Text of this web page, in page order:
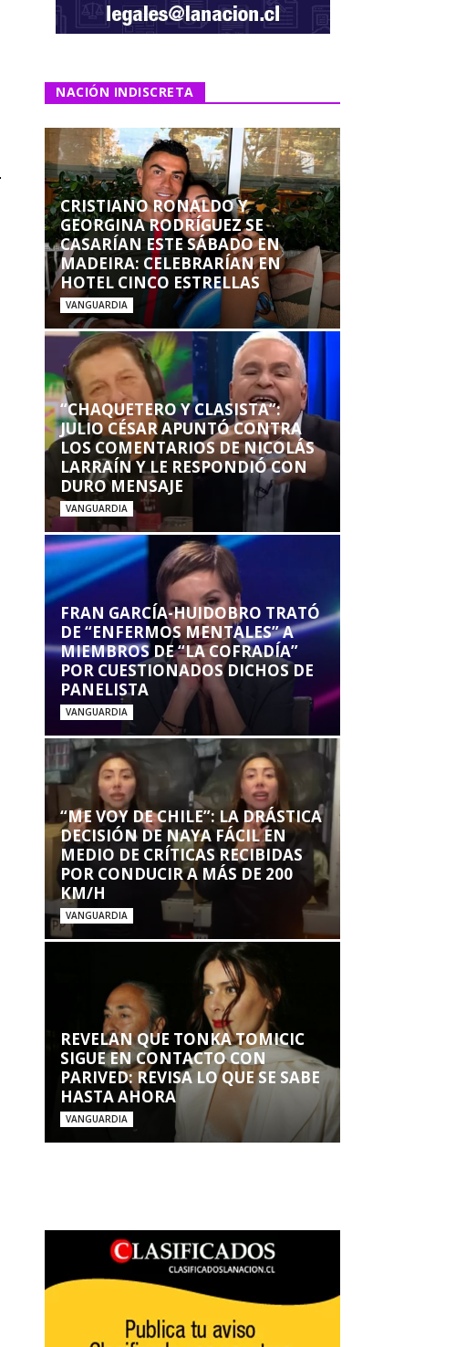
NACIÓN INDISCRETA
CRISTIANO RONALDO Y
GEORGINA RODRÍGUEZ SE
CASARÍAN ESTE SÁBADO EN
MADEIRA: CELEBRARÍAN EN
HOTEL CINCO ESTRELLAS
VANGUARDIA
“CHAQUETERO Y CLASISTA”:
JULIO CÉSAR APUNTÓ CONTRA
LOS COMENTARIOS DE NICOLÁS
LARRAÍN Y LE RESPONDIÓ CON
DURO MENSAJE
VANGUARDIA
FRAN GARCÍA-HUIDOBRO TRATÓ
DE “ENFERMOS MENTALES” A
MIEMBROS DE “LA COFRADÍA”
POR CUESTIONADOS DICHOS DE
PANELISTA
VANGUARDIA
“ME VOY DE CHILE”: LA DRÁSTICA
DECISIÓN DE NAYA FÁCIL EN
MEDIO DE CRÍTICAS RECIBIDAS
POR CONDUCIR A MÁS DE 200
KM/H
VANGUARDIA
REVELAN QUE TONKA TOMICIC
SIGUE EN CONTACTO CON
PARIVED: REVISA LO QUE SE SABE
HASTA AHORA
VANGUARDIA